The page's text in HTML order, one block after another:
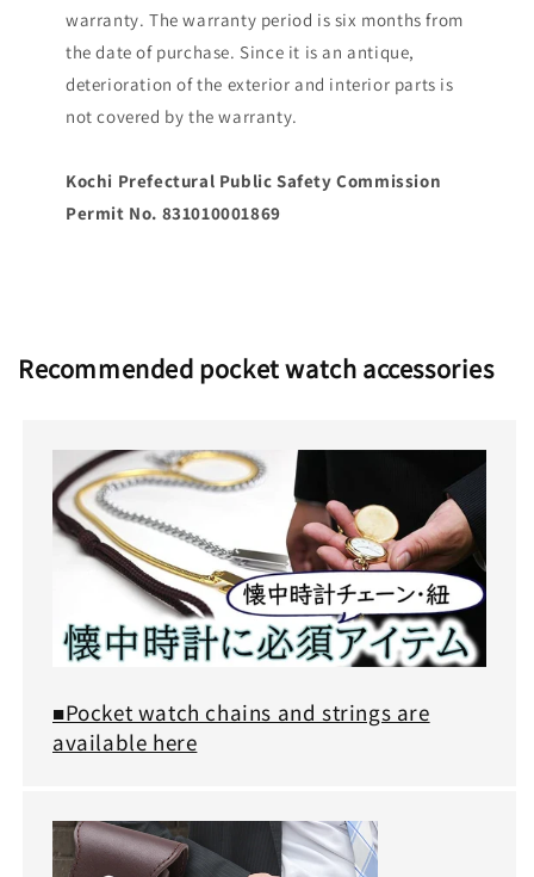
warranty. The warranty period is six months from
the date of purchase. Since it is an antique,
deterioration of the exterior and interior parts is
not covered by the warranty.
Kochi Prefectural Public Safety Commission
Permit No. 831010001869
Recommended pocket watch accessories
■Pocket watch chains and strings are
available here